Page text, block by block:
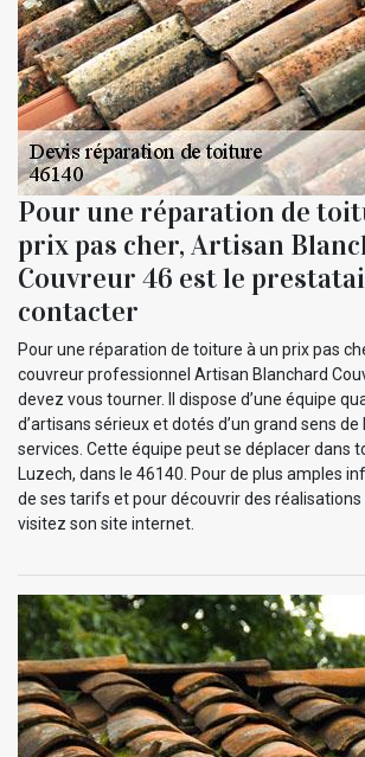
Pour une réparation de
prix pas cher, Artisan
Couvreur 46 est le
contacter
Pour une réparation de toiture à un prix pas
couvreur professionnel Artisan Blanchard
devez vous tourner. Il dispose d’une équipe
d’artisans sérieux et dotés d’un grand sens de
services. Cette équipe peut se déplacer dans
Luzech, dans le 46140. Pour de plus amples
de ses tarifs et pour découvrir des
visitez son site internet.